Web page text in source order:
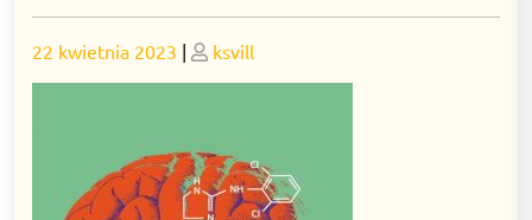
Posted
on
22 kwietnia 2023 | Posted
on
ksvill